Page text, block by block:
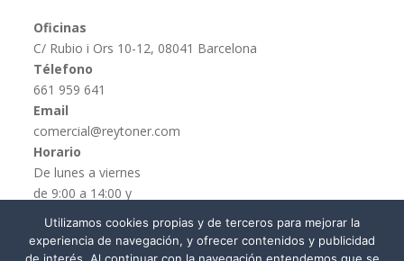
Oficinas
C/ Rubio i Ors 10-12, 08041 Barcelona
Télefono
661 959 641
Email
comercial@reytoner.com
Horario
De lunes a viernes
de 9:00 a 14:00 y
de 16:00 a 19:00
Utilizamos cookies propias y de terceros para mejorar la
experiencia de navegación, y ofrecer contenidos y publicidad